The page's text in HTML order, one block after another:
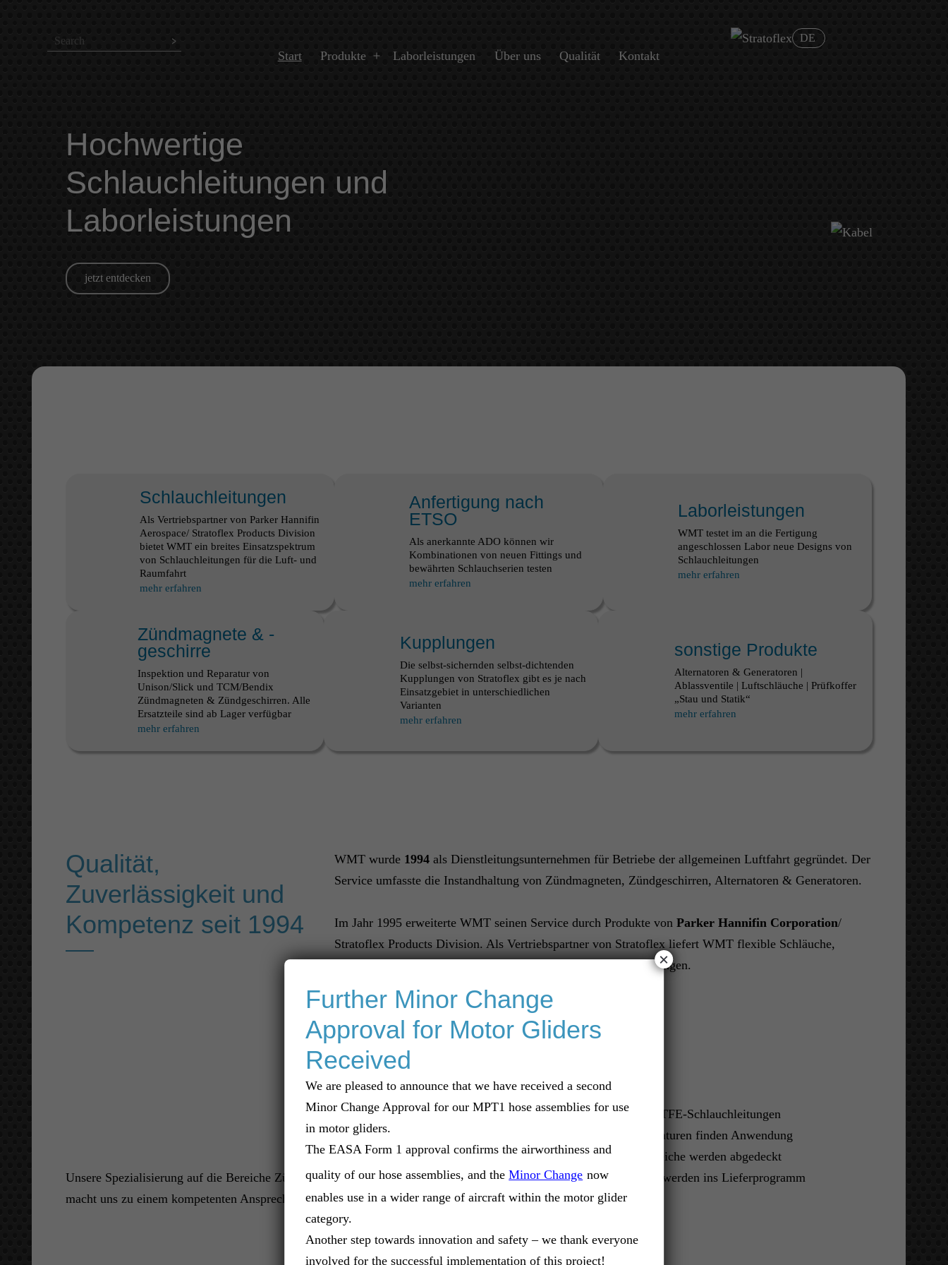
Inhalt
Start Produkte
Menü
Laborleistungen Über uns Qualität Kontakt
Hochwertige
Schlauchleitungen und
Laborleistungen
jetzt entdecken
Schlauchleitungen
Als Vertriebspartner von Parker Hannifin
Aerospace/ Stratoflex Products Division
bietet WMT ein breites Einsatzspektrum
von Schlauchleitungen für die Luft- und
Raumfahrt
mehr erfahren
Anfertigung nach
ETSO
Als anerkannte ADO können wir
Kombinationen von neuen Fittings und
bewährten Schlauchserien testen
mehr erfahren
Laborleistungen
WMT testet im an die Fertigung
angeschlossen Labor neue Designs von
Schlauchleitungen
mehr erfahren
Zündmagnete & -
geschirre
Inspektion und Reparatur von
Unison/Slick und TCM/Bendix
Zündmagneten & Zündgeschirren. Alle
Ersatzteile sind ab Lager verfügbar
mehr erfahren
Kupplungen
Die selbst-sichernden selbst-dichtenden
Kupplungen von Stratoflex gibt es je nach
Einsatzgebiet in unterschiedlichen
Varianten
mehr erfahren
sonstige Produkte
Alternatoren & Generatoren |
Ablassventile | Luftschläuche | Prüfkoffer
„Stau und Statik“
mehr erfahren
Qualität,
Zuverlässigkeit und
Kompetenz seit 1994
WMT wurde 1994als Dienstleitungsunternehmen für Betriebe der allgemeinen Luftfahrt gegründet. Der
Service umfasste die Instandhaltung von Zündmagneten, Zündgeschirren, Alternatoren & Generatoren.
Im Jahr 1995 erweiterte WMT seinen Service durch Produkte von Parker Hannifin Corporation/
Stratoflex Products Division. Als Vertriebspartner von Stratoflex liefert WMT flexible Schläuche,
Armaturen und schnell trennende, selbst-verschließende Kupplungen.
Unsere Spezialisierung auf die Bereiche Zündmagnete und Schlauchleitungen
macht uns zu einem kompetenten Ansprechpartner
WMT konfektioniert Gummi- & PTFE-Schlauchleitungen
gepresste und verschraubbare Armaturen finden Anwendung
alle gängigen Medien & Druckbereiche werden abgedeckt
technologische Neuentwicklungen werden ins Lieferprogramm
aufgenommen
Further Minor Change
Approval for Motor Gliders
Received
We are pleased to announce that we have received a second
Minor Change Approval for our MPT1 hose assemblies for use
in motor gliders.
The EASA Form 1 approval confirms the airworthiness and
quality of our hose assemblies, and theMinor Change now
enables use in a wider range of aircraft within the motor glider
category.
Another step towards innovation and safety – we thank everyone
involved for the successful implementation of this project!
×